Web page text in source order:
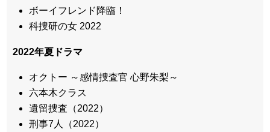
ボーイフレンド降臨！
科捜研の女 2022
2022年夏ドラマ
オクトー ～感情捜査官 心野朱梨～
六本木クラス
遺留捜査（2022）
刑事7人（2022）